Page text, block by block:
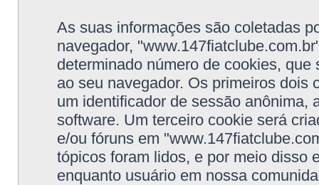
As suas informações são coletadas
navegador,
determinado número de cookies,
ao seu navegador. Os primeiros dois
um identificador de sessão anônima,
software. Um terceiro cookie será
e/ou fóruns em
tópicos foram lidos, e por meio disso
enquanto usuário em nossa